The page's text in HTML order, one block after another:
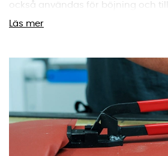
också användas för böjning och
dubbelfals.
Trotjänaren är 50 mm bred och
30 mm bred. Den sistnämnda är
Läs mer